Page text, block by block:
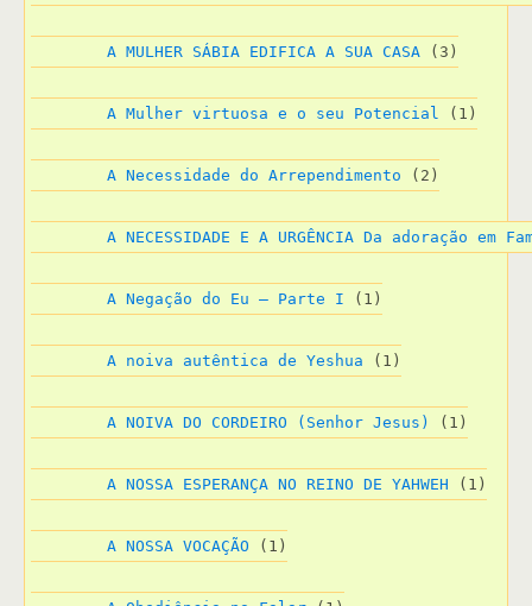
A MULHER SÁBIA EDIFICA A SUA CASA (3)
A Mulher virtuosa e o seu Potencial (1)
A Necessidade do Arrependimento (2)
A NECESSIDADE E A URGÊNCIA Da adoração em
A Negação do Eu – Parte I (1)
A noiva autêntica de Yeshua (1)
A NOIVA DO CORDEIRO (Senhor Jesus) (1)
A NOSSA ESPERANÇA NO REINO DE YAHWEH (1)
A NOSSA VOCAÇÃO (1)